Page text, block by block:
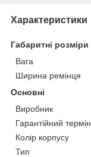
Характеристики
Габаритні розміри
Вага
Ширина ремінця
Основні
Виробник
Гарантійний термін
Колір корпусу
Тип